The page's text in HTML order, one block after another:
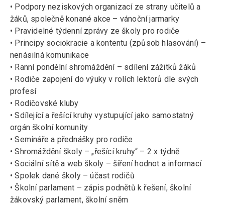
• Podpory neziskových organizací ze strany učitelů a
žáků, společně konané akce – vánoční jarmarky
• Pravidelné týdenní zprávy ze školy pro rodiče
• Principy sociokracie a kontentu (způsob hlasování) –
nenásilná komunikace
• Ranní pondělní shromáždění – sdílení zážitků žáků
• Rodiče zapojení do výuky v rolích lektorů dle svých
profesí
• Rodičovské kluby
• Sdílející a řešící kruhy vystupující jako samostatný
orgán školní komunity
• Semináře a přednášky pro rodiče
• Shromáždění školy – „řešící kruhy“ – 2 x týdně
• Sociální sítě a web školy – šíření hodnot a informací
• Spolek dané školy – účast rodičů
• Školní parlament – zápis podnětů k řešení, školní
žákovský parlament, školní sněm